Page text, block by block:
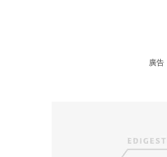
廣告